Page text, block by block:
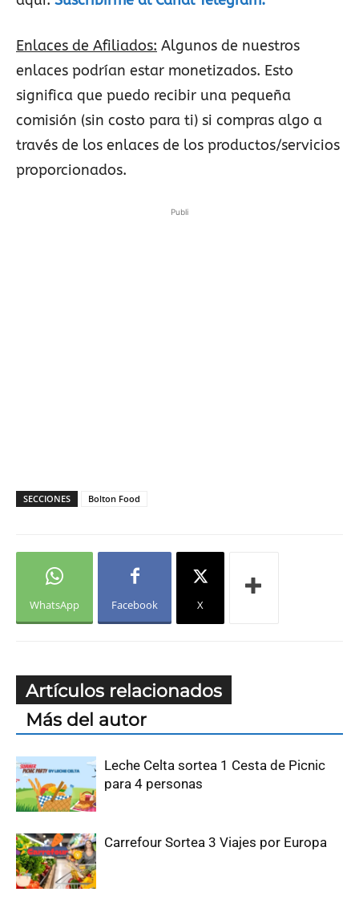
Enlaces de Afiliados: Algunos de nuestros
enlaces podrían estar monetizados. Esto
significa que puedo recibir una pequeña
comisión (sin costo para ti) si compras algo a
través de los enlaces de los productos/servicios
proporcionados.
Publi
SECCIONES Bolton Food
WhatsApp Facebook X
Artículos relacionados
Más del autor
Leche Celta sortea 1 Cesta de Picnic
para 4 personas
Carrefour Sortea 3 Viajes por Europa